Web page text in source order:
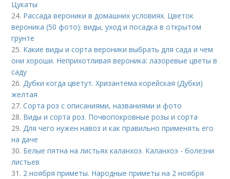
Цукаты
24. Рассада вероники в домашних условиях. Цветок
вероника (50 фото): виды, уход и посадка в открытом
грунте
25. Какие виды и сорта вероники выбрать для сада и чем
они хороши. Неприхотливая вероника: лазоревые цветы в
саду
26.Дубки когда цветут. Хризантема корейская (Дубки)
желтая
27.Сорта роз с описаниями, названиями и фото
28. Виды и сорта роз. Почвопокровные розы и сорта
29.Для чего нужен навоз и как правильно применять его
на даче
30. Белые пятна на листьях каланхоэ. Каланхоэ - болезни
листьев
31. 2 ноября приметы. Народные приметы на 2 ноября